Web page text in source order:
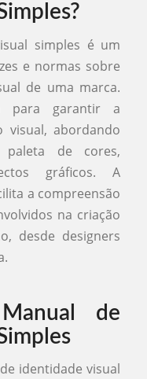
simples é um
e normas sobre
de uma marca.
para garantir a
visual, abordando
paleta de cores,
gráficos. A
a compreensão
na criação
desde designers
de
identidade visual